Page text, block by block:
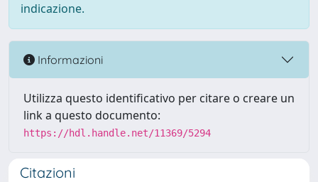
indicazione.
Informazioni
Utilizza questo identificativo per citare o creare un
link a questo documento:
https://hdl.handle.net/11369/5294
Citazioni